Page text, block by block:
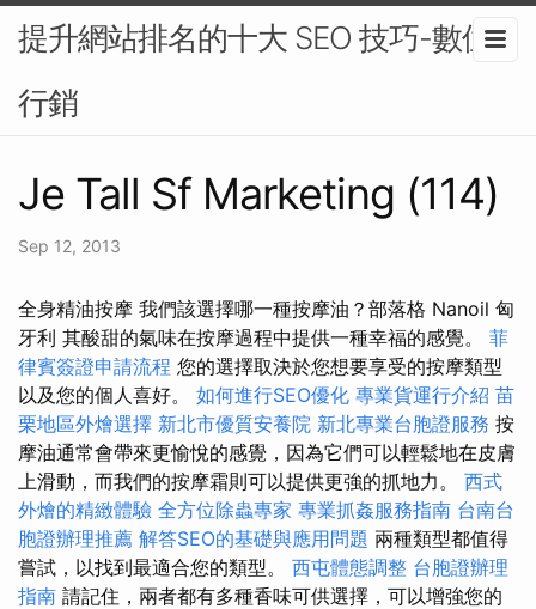
提升網站排名的十大 SEO 技巧-數位
行銷
Je Tall Sf Marketing (114)
Sep 12, 2013
全身精油按摩 我們該選擇哪一種按摩油？部落格 Nanoil 匈
牙利 其酸甜的氣味在按摩過程中提供一種幸福的感覺。 菲
律賓簽證申請流程 您的選擇取決於您想要享受的按摩類型
以及您的個人喜好。 如何進行SEO優化 專業貨運行介紹 苗
栗地區外燴選擇 新北市優質安養院 新北專業台胞證服務 按
摩油通常會帶來更愉悅的感覺，因為它們可以輕鬆地在皮膚
上滑動，而我們的按摩霜則可以提供更強的抓地力。 西式
外燴的精緻體驗 全方位除蟲專家 專業抓姦服務指南 台南台
胞證辦理推薦 解答SEO的基礎與應用問題 兩種類型都值得
嘗試，以找到最適合您的類型。 西屯體態調整 台胞證辦理
指南 請記住，兩者都有多種香味可供選擇，可以增強您的